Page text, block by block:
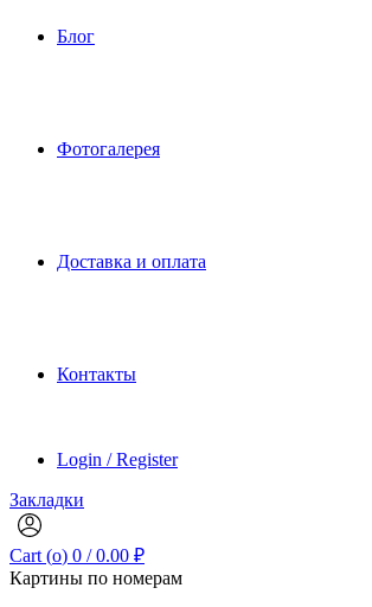
Блог
Фотогалерея
Доставка и оплата
Контакты
Login / Register
Закладки
Cart (o) 0 / 0.00 ₽
Картины по номерам